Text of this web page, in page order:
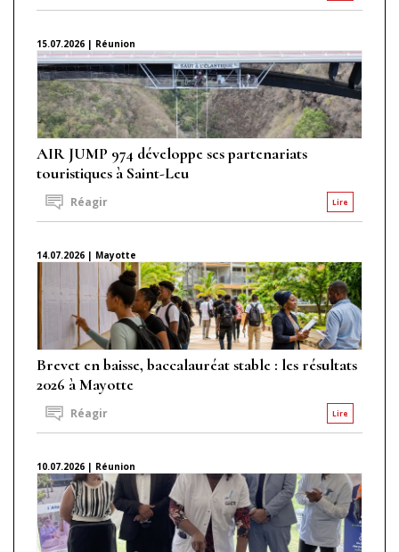
15.07.2026 | Réunion
AIR JUMP 974 développe ses partenariats
touristiques à Saint-Leu
Lire
Réagir
14.07.2026 | Mayotte
Brevet en baisse, baccalauréat stable : les résultats
2026 à Mayotte
Lire
Réagir
10.07.2026 | Réunion